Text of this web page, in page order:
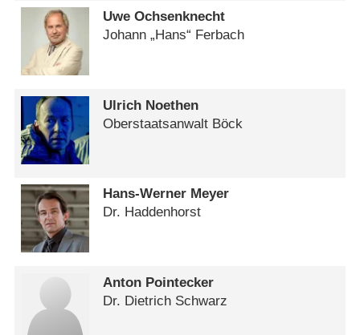
Uwe Ochsenknecht
Johann „Hans“ Ferbach
Ulrich Noethen
Oberstaatsanwalt Böck
Hans-Werner Meyer
Dr. Haddenhorst
Anton Pointecker
Dr. Dietrich Schwarz